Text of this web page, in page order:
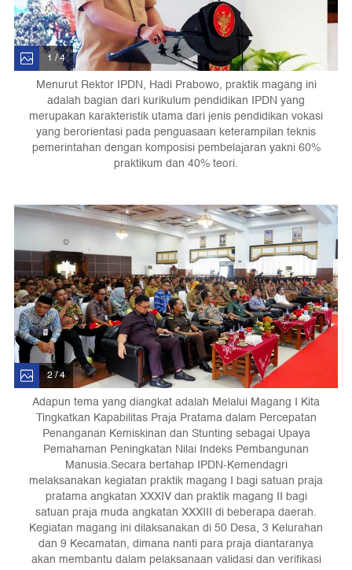
1 / 4
Menurut Rektor IPDN, Hadi Prabowo, praktik magang ini
adalah bagian dari kurikulum pendidikan IPDN yang
merupakan karakteristik utama dari jenis pendidikan vokasi
yang berorientasi pada penguasaan keterampilan teknis
pemerintahan dengan komposisi pembelajaran yakni 60%
praktikum dan 40% teori.
2 / 4
Adapun tema yang diangkat adalah Melalui Magang I Kita
Tingkatkan Kapabilitas Praja Pratama dalam Percepatan
Penanganan Kemiskinan dan Stunting sebagai Upaya
Pemahaman Peningkatan Nilai Indeks Pembangunan
Manusia.Secara bertahap IPDN-Kemendagri
melaksanakan kegiatan praktik magang I bagi satuan praja
pratama angkatan XXXIV dan praktik magang II bagi
satuan praja muda angkatan XXXIII di beberapa daerah.
Kegiatan magang ini dilaksanakan di 50 Desa, 3 Kelurahan
dan 9 Kecamatan, dimana nanti para praja diantaranya
akan membantu dalam pelaksanaan validasi dan verifikasi